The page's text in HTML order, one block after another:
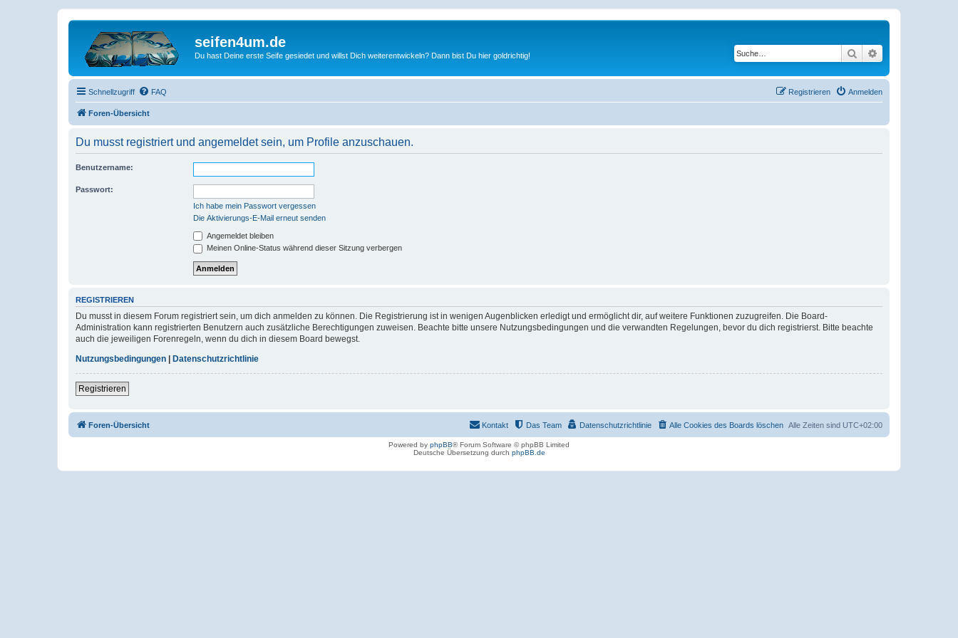
seifen4um.de
Du hast Deine erste Seife gesiedet und willst Dich weiterentwickeln? Dann bist Du hier goldrichtig! Suche
Schnellzugriff FAQ Anmelden
Registrieren
Foren-Übersicht
Du musst registriert und angemeldet sein, um Profile anzuschauen.
Benutzername:
Passwort:
Ich habe mein Passwort vergessen
Die Aktivierungs-E-Mail erneut senden
Angemeldet bleiben
Meinen Online-Status während dieser Sitzung verbergen
REGISTRIEREN
Du musst in diesem Forum registriert sein, um dich anmelden zu können. Die Registrierung ist in wenigen Augenblicken erledigt und ermöglicht dir, auf weitere Funktionen zuzugreifen. Die Board-
Administration kann registrierten Benutzern auch zusätzliche Berechtigungen zuweisen. Beachte bitte unsere Nutzungsbedingungen und die verwandten Regelungen, bevor du dich registrierst. Bitte beachte
auch die jeweiligen Forenregeln, wenn du dich in diesem Board bewegst.
Nutzungsbedingungen
Datenschutzrichtlinie
Registrieren
Foren-Übersicht Alle Zeiten sind UTC+02:00
Alle Cookies des Boards löschen
Datenschutzrichtlinie
Das Team
Kontakt
Powered by phpBB® Forum Software © phpBB Limited
Deutsche Übersetzung durch phpBB.de